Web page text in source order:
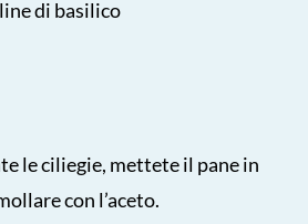
di basilico
le ciliegie, mettete il pane in
con l’aceto.